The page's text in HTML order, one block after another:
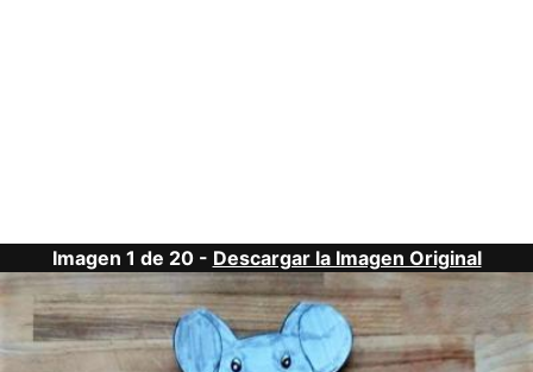
Imagen 1 de 20 - Descargar la Imagen Original